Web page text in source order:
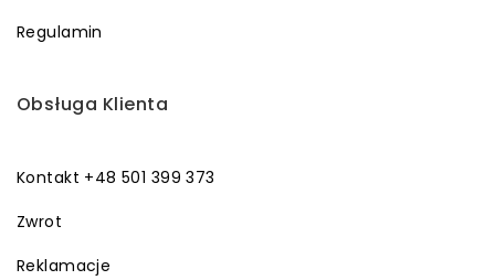
Regulamin
Obsługa Klienta
Kontakt +48 501 399 373
Zwrot
Reklamacje